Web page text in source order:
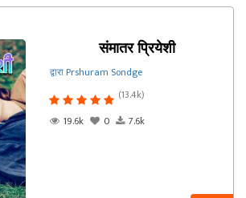
संमातर प्रियेशी
द्वारा Prshuram Sondge
(13.4k)
19.6k
0 7.6k